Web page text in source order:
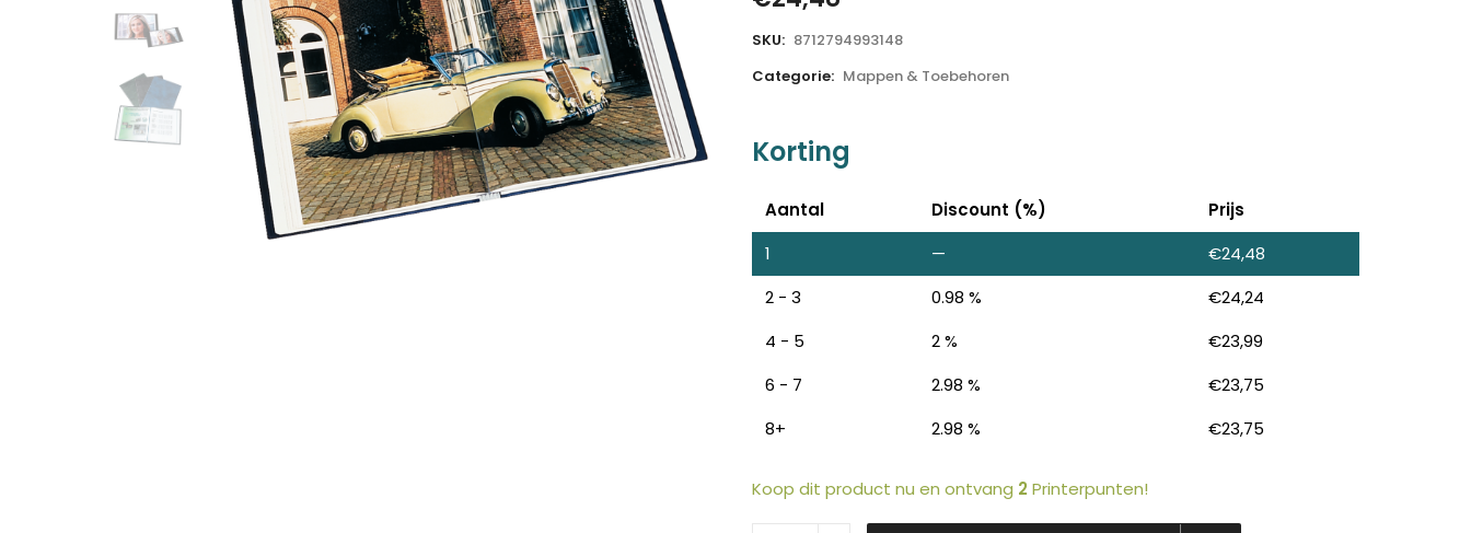
SKU: 8712794993148
Categorie: Mappen & Toebehoren
Korting
Aantal Discount (%)
Prijs
1
— €24,48
2 - 3
0.98 % €24,24
4 - 5
2 % €23,99
6 - 7
2.98 % €23,75
8+
2.98 % €23,75
Koop dit product nu en ontvang 2Printerpunten!